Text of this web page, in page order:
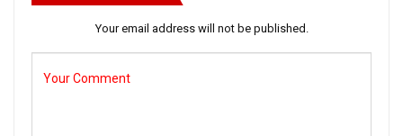
Your email address will not be published.